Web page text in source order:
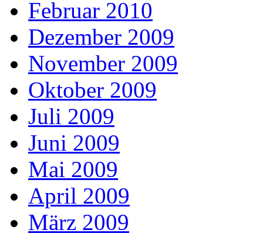
Februar 2010
Dezember 2009
November 2009
Oktober 2009
Juli 2009
Juni 2009
Mai 2009
April 2009
März 2009